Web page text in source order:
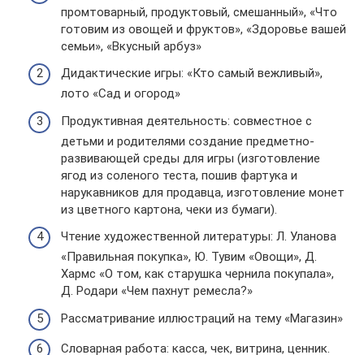
промтоварный, продуктовый, смешанный», «Что
готовим из овощей и фруктов», «Здоровье вашей
семьи», «Вкусный арбуз»
Дидактические игры: «Кто самый вежливый»,
лото «Сад и огород»
Продуктивная деятельность: совместное с
детьми и родителями создание предметно-
развивающей среды для игры (изготовление
ягод из соленого теста, пошив фартука и
нарукавников для продавца, изготовление монет
из цветного картона, чеки из бумаги).
Чтение художественной литературы: Л. Уланова
«Правильная покупка», Ю. Тувим «Овощи», Д.
Хармс «О том, как старушка чернила покупала»,
Д. Родари «Чем пахнут ремесла?»
Рассматривание иллюстраций на тему «Магазин»
Словарная работа: касса, чек, витрина, ценник.